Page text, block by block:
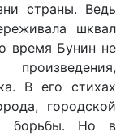
страны. Ведь
шквал
время Бунин не
В его стихах
городской
борьбы. Но в